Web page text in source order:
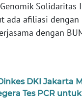
Solidaritas
ada afiliasi
dengan
DKI Jakarta
Tes PCR